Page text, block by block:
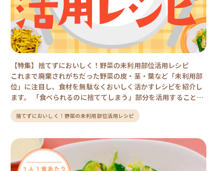
【特集】捨てずにおいしく！野菜の未利用部位活用レシピ
これまで廃棄されがちだった野菜の皮・茎・葉など「未利用部
位」に注目し、食材を無駄なくおいしく活かすレシピを紹介し
ます。 「食べられるのに捨ててしまう」部分を活用すること
で、フードロス削減にもつながります。もちろん今回ご紹介す
るレシピも、未利用部位を活用しながら1人1食あたり120g以上
く、地球にやさしい一皿を、日々の食卓に取り入れてみましょ
捨てずにおいしく！野菜の未利用部位活用レシピ